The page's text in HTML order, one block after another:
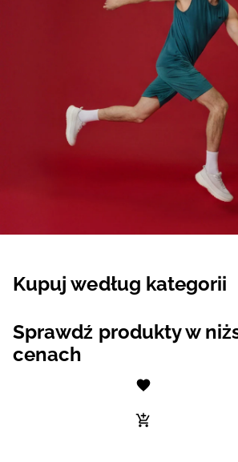
Kupuj według kategorii
Sprawdź produkty w
cenach